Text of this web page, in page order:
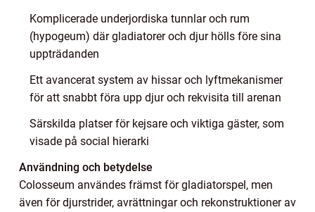
Komplicerade underjordiska tunnlar och rum
(hypogeum) där gladiatorer och djur hölls före sina
uppträdanden
Ett avancerat system av hissar och lyftmekanismer
för att snabbt föra upp djur och rekvisita till arenan
Särskilda platser för kejsare och viktiga gäster, som
visade på social hierarki
Användning och betydelse
Colosseum användes främst för gladiatorspel, men
även för djurstrider, avrättningar och rekonstruktioner av